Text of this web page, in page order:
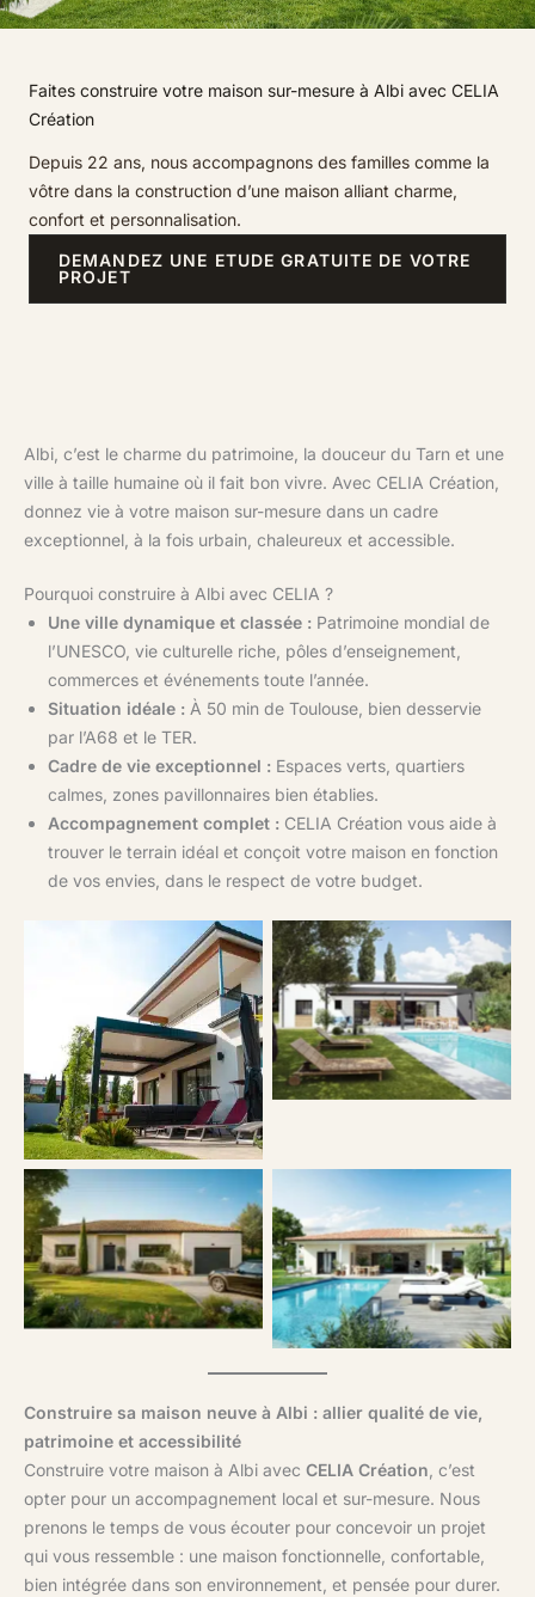
Faites construire votre maison sur-mesure à Albi avec CELIA
Création
Depuis 22 ans, nous accompagnons des familles comme la
vôtre dans la construction d’une maison alliant charme,
confort et personnalisation.
DEMANDEZ UNE ETUDE GRATUITE DE VOTRE
PROJET
Albi, c’est le charme du patrimoine, la douceur du Tarn et une
ville à taille humaine où il fait bon vivre. Avec CELIA Création,
donnez vie à votre maison sur-mesure dans un cadre
exceptionnel, à la fois urbain, chaleureux et accessible.
Pourquoi construire à Albi avec CELIA ?
Une ville dynamique et classée : Patrimoine mondial de
l’UNESCO, vie culturelle riche, pôles d’enseignement,
commerces et événements toute l’année.
Situation idéale : À 50 min de Toulouse, bien desservie
par l’A68 et le TER.
Cadre de vie exceptionnel : Espaces verts, quartiers
calmes, zones pavillonnaires bien établies.
Accompagnement complet : CELIA Création vous aide à
trouver le terrain idéal et conçoit votre maison en fonction
de vos envies, dans le respect de votre budget.
Une pergola moderne pour
profiter de sa terrasse en
toute saison, signée CELIA
Création.
Inspiration CELIA Création :
maison contemporaine de
plain-pied avec pergola
bioclimatique, terrasse
aménagée et piscine en
pleine nature
Maison fonctionnelle et
élégante à Albi, réalisée par
CELIA Création avec
garage intégré.
Maison familiale moderne
signée CELIA Création,
idéale pour vivre à Albi sous
le soleil du Tarn.
Construire sa maison neuve à Albi : allier qualité de vie,
patrimoine et accessibilité
Construire votre maison à Albi avec CELIA Création , c’est
opter pour un accompagnement local et sur-mesure. Nous
prenons le temps de vous écouter pour concevoir un projet
qui vous ressemble : une maison fonctionnelle, confortable,
bien intégrée dans son environnement, et pensée pour durer.